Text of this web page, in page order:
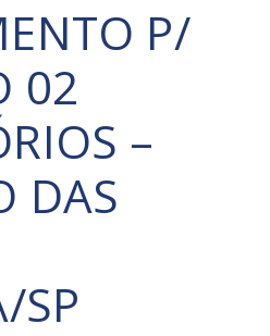
P/
02
–
DAS
SP